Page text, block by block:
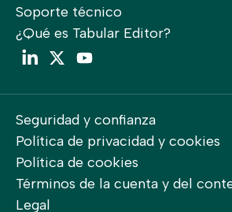
Soporte técnico
¿Qué es Tabular Editor?
LinkedInTwitter
Seguridad y confianza
Política de privacidad y cookies
Política de cookies
Términos de la cuenta y del
Legal